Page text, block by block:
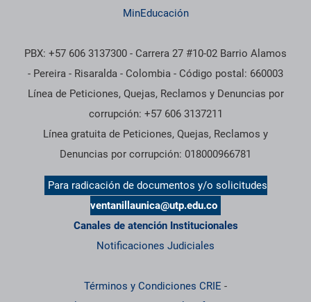
MinEducación
PBX: +57 606 3137300 - Carrera 27 #10-02 Barrio Alamos
- Pereira - Risaralda - Colombia - Código postal: 660003
Línea de Peticiones, Quejas, Reclamos y Denuncias por
corrupción: +57 606 3137211
Línea gratuita de Peticiones, Quejas, Reclamos y
Denuncias por corrupción: 018000966781
Para radicación de documentos y/o solicitudes
ventanillaunica@utp.edu.co
Canales de atención Institucionales
Notificaciones Judiciales
Términos y Condiciones CRIE -